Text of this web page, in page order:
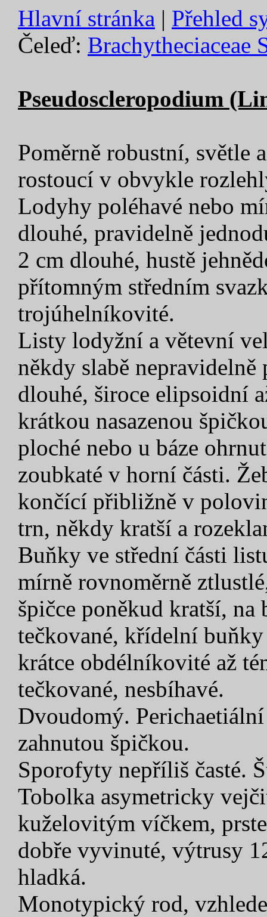
Hlavní stránka | Přehled
Čeleď: Brachytheciaceae
Pseudoscleropodium
Poměrně robustní, světle
rostoucí v obvykle
Lodyhy poléhavé nebo
dlouhé, pravidelně
2 cm dlouhé, hustě
přítomným středním
trojúhelníkovité.
Listy lodyžní a větevní
někdy slabě nepravidelně
dlouhé, široce elipsoidní
krátkou nasazenou
ploché nebo u báze
zoubkaté v horní části.
končící přibližně v
trn, někdy kratší a
Buňky ve střední části
mírně rovnoměrně
špičce poněkud kratší,
tečkované, křídelní
krátce obdélníkovité až
tečkované, nesbíhavé.
Dvoudomý.
zahnutou špičkou.
Sporofyty nepříliš časté.
Tobolka asymetricky
kuželovitým víčkem,
dobře vyvinuté, výtrusy
hladká.
Monotypický rod,